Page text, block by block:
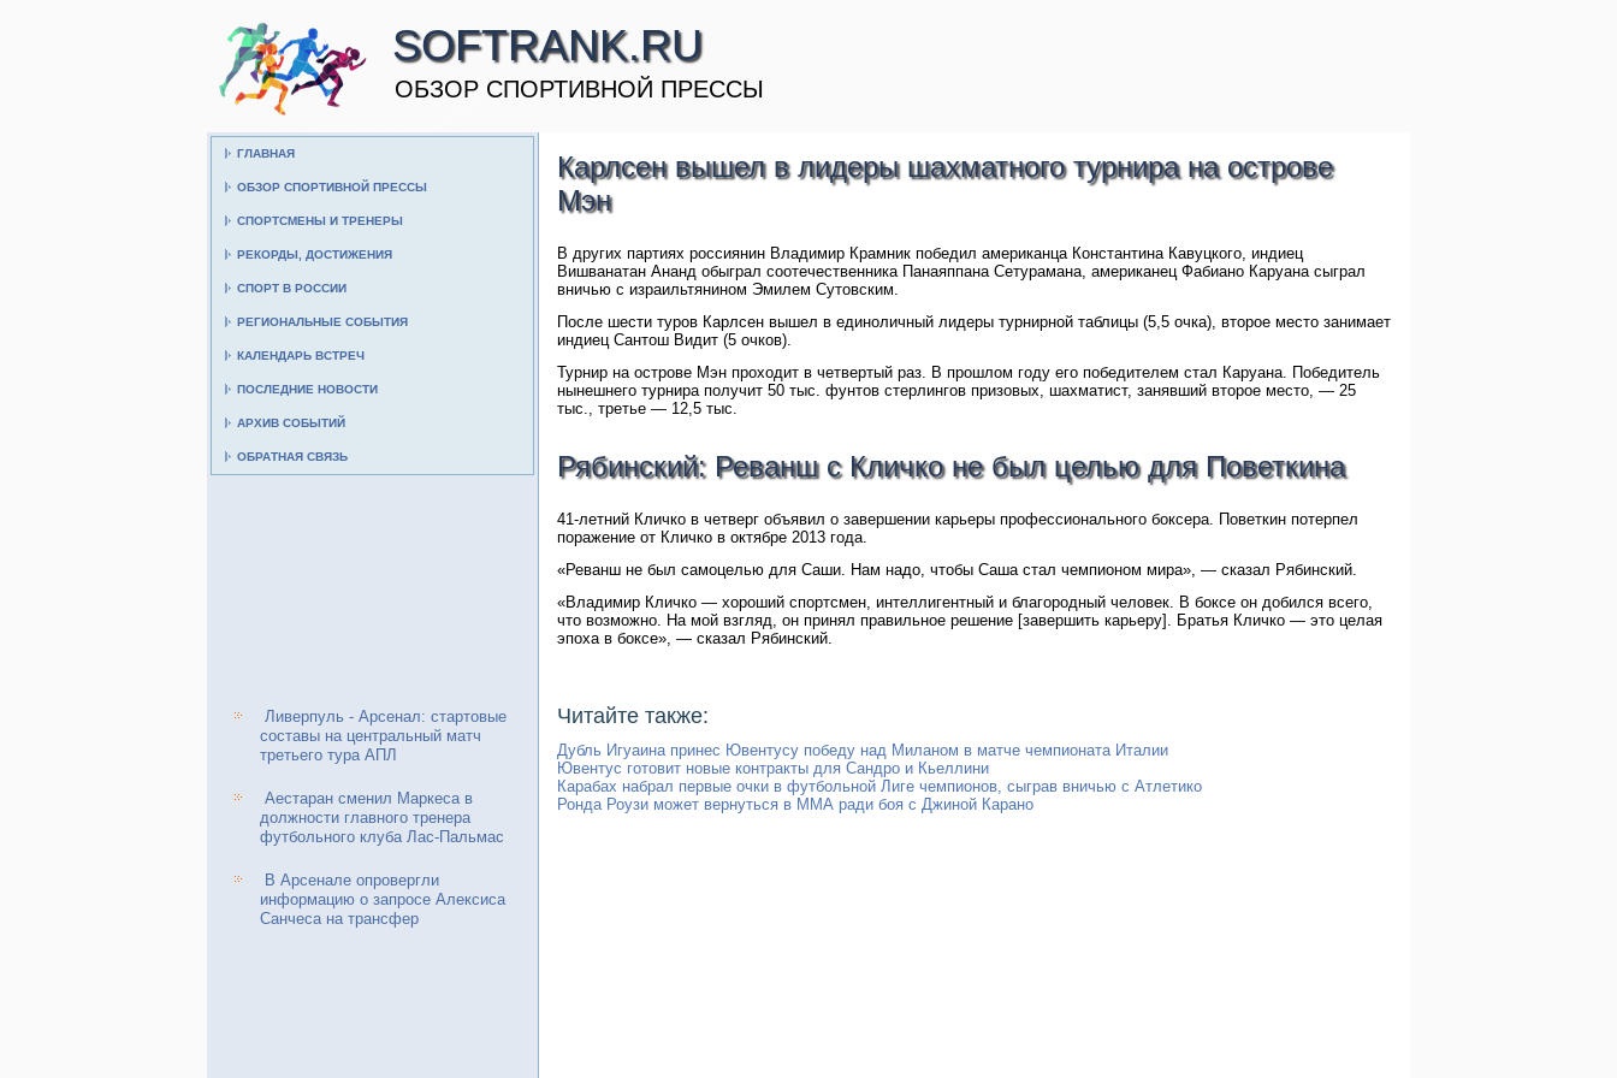
SOFTRANK.RU
ОБЗОР СПОРТИВНОЙ ПРЕССЫ
ГЛАВНАЯ
ОБЗОР СПОРТИВНОЙ ПРЕССЫ
СПОРТСМЕНЫ И ТРЕНЕРЫ
РЕКОРДЫ, ДОСТИЖЕНИЯ
СПОРТ В РОССИИ
РЕГИОНАЛЬНЫЕ СОБЫТИЯ
КАЛЕНДАРЬ ВСТРЕЧ
ПОСЛЕДНИЕ НОВОСТИ
АРХИВ СОБЫТИЙ
ОБРАТНАЯ СВЯЗЬ
Ливерпуль - Арсенал: стартовые
составы на центральный матч
третьего тура АПЛ
Аестаран сменил Маркеса в
должности главного тренера
футбольного клуба Лас-Пальмас
В Арсенале опровергли
информацию о запросе Алексиса
Санчеса на трансфер
Карлсен вышел в лидеры шахматного турнира на острове
Мэн
В других партиях россиянин Владимир Крамник победил американца Константина Кавуцкого, индиец
Вишванатан Ананд обыграл соотечественника Панаяппана Сетурамана, американец Фабиано Каруана сыграл
вничью с израильтянином Эмилем Сутовским.
После шести туров Карлсен вышел в единоличный лидеры турнирной таблицы (5,5 очка), второе место занимает
индиец Сантош Видит (5 очков).
Турнир на острове Мэн проходит в четвертый раз. В прошлом году его победителем стал Каруана. Победитель
нынешнего турнира получит 50 тыс. фунтов стерлингов призовых, шахматист, занявший второе место, — 25
тыс., третье — 12,5 тыс.
Рябинский: Реванш с Кличко не был целью для Поветкина
41-летний Кличко в четверг объявил о завершении карьеры профессионального боксера. Поветкин потерпел
поражение от Кличко в октябре 2013 года.
«Реванш не был самоцелью для Саши. Нам надо, чтобы Саша стал чемпионом мира», — сказал Рябинский.
«Владимир Кличко — хороший спортсмен, интеллигентный и благородный человек. В боксе он добился всего,
что возможно. На мой взгляд, он принял правильное решение [завершить карьеру]. Братья Кличко — это целая
эпоха в боксе», — сказал Рябинский.
Читайте также:
Дубль Игуаина принес Ювентусу победу над Миланом в матче чемпионата Италии
Ювентус готовит новые контракты для Сандро и Кьеллини
Карабах набрал первые очки в футбольной Лиге чемпионов, сыграв вничью с Атлетико
Ронда Роузи может вернуться в ММА ради боя с Джиной Карано